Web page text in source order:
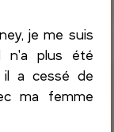
je me suis
n'a plus été
a cessé de
ma femme